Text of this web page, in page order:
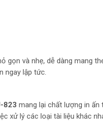
gọn và nhẹ, dễ dàng mang
ngay lập tức.
823 mang lại chất lượng in ấn
xử lý các loại tài liệu khác